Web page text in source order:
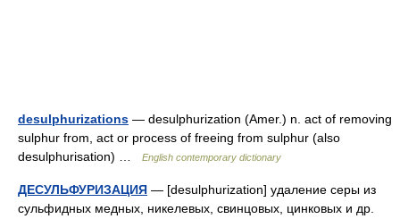
desulphurizations — desulphurization (Amer.) n. act of removing
sulphur from, act or process of freeing from sulphur (also
desulphurisation) …
English contemporary dictionary
ДЕСУЛЬФУРИЗАЦИЯ — [desulphurization] удаление серы из
сульфидных медных, никелевых, свинцовых, цинковых и др.